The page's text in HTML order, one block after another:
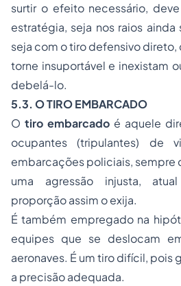
surtir o efeito necessário,
estratégia, seja nos raios
seja com o tiro defensivo
torne insuportável e inexistam
debelá-lo.
5.3. O TIRO EMBARCADO
O tiro embarcado é aquele
ocupantes (tripulantes) de
embarcações policiais, sempre
uma agressão injusta,
proporção assim o exija.
É também empregado na
equipes que se deslocam
aeronaves. É um tiro difícil, pois
a precisão adequada.